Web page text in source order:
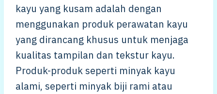
kayu yang kusam adalah dengan
menggunakan produk perawatan kayu
yang dirancang khusus untuk menjaga
kualitas tampilan dan tekstur kayu.
Produk-produk seperti minyak kayu
alami, seperti minyak biji rami atau